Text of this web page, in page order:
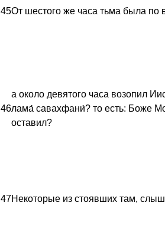
45От шестого же часа тьма была по
46
а около девятого часа возопил
лама́ савахфани́? то есть: Боже
оставил?
47Некоторые из стоявших там,